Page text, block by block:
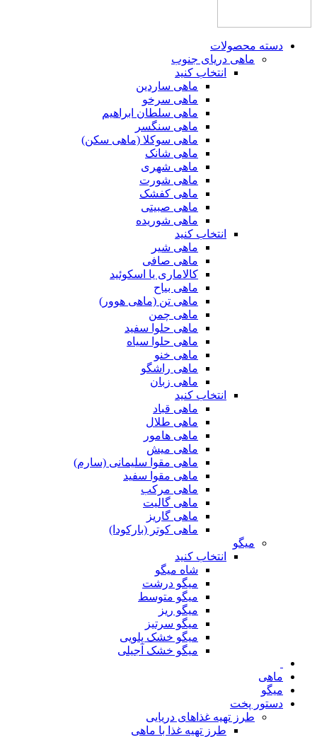
دسته محصولات
ماهی دریای جنوب
انتخاب کنید
ماهی ساردین
ماهی سرخو
ماهی سلطان ابراهیم
ماهی سنگسر
ماهی سوکلا (ماهی سکن)
ماهی شانک
ماهی شهری
ماهی شورت
ماهی کفشک
ماهی صبیتی
ماهی شوریده
انتخاب کنید
ماهی شیر
ماهی صافی
کالاماری یا اسکوئید
ماهی بیاح
ماهی تن (ماهی هوور)
ماهی چمن
ماهی حلوا سفید
ماهی حلوا سیاه
ماهی خنو
ماهی راشگو
ماهی زبان
انتخاب کنید
ماهی قباد
ماهی طلال
ماهی هامور
ماهی میش
ماهی مقوا سلیمانی (سارم)
ماهی مقوا سفید
ماهی مرکب
ماهی گالیت
ماهی گاریز
ماهی کوتر (بارکودا)
میگو
انتخاب کنید
شاه میگو
میگو درشت
میگو متوسط
میگو ریز
میگو سرتیز
میگو خشک پلویی
میگو خشک آجیلی
ماهی
میگو
دستور پخت
طرز تهیه غذاهای دریایی
طرز تهیه غذا با ماهی